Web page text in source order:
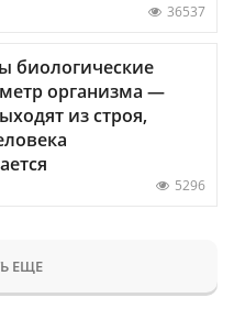
36537
биологические
организма —
из строя,
5296
ЕЩЕ